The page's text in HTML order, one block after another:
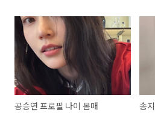
공승연 프로필 나이 몸매 송